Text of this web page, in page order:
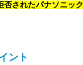
否されたパナソニック
ント